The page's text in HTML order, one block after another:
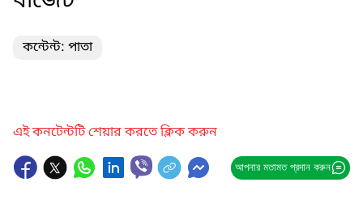
কন্টেন্ট: পাতা
এই কনটেন্টটি শেয়ার করতে ক্লিক করুন
আপনার মতামত প্রদান করুন